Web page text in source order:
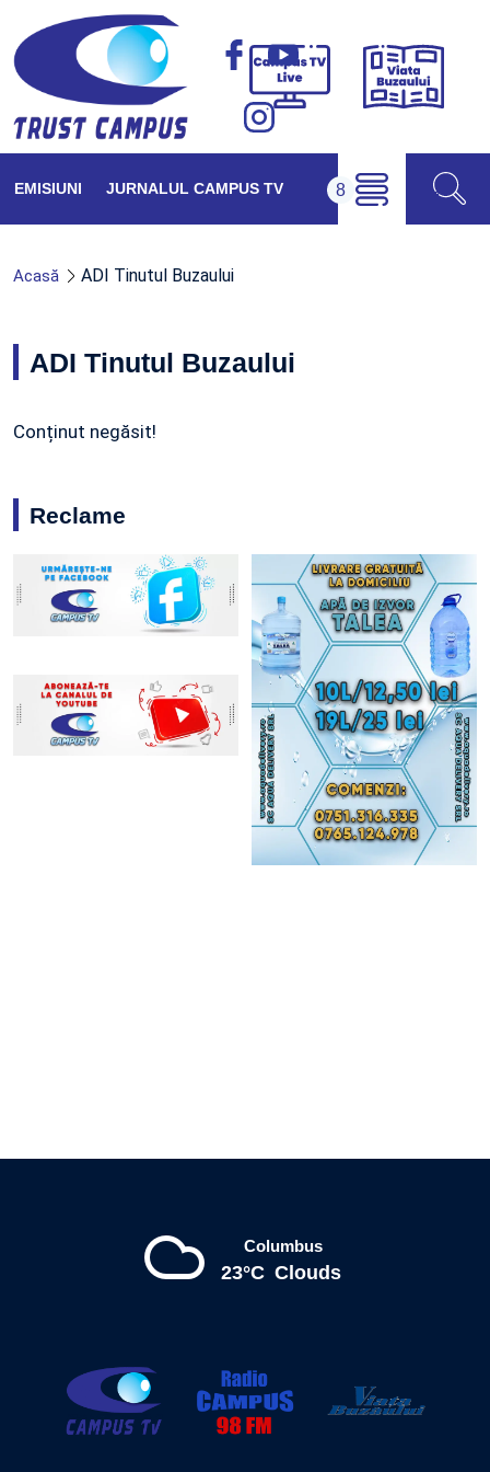
Campus
Viața
EMISIUNI JURNALUL CAMPUS TV
Acasă ADI Tinutul Buzaului
ADI Tinutul Buzaului
Conținut negăsit!
Reclame
Columbus
23°C Clouds